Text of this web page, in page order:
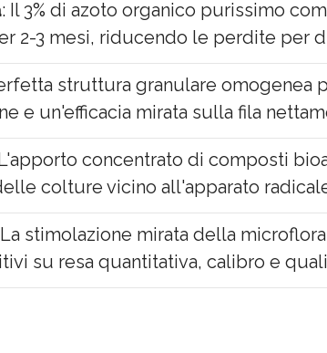
: Il 3% di azoto organico purissimo
2-3 mesi, riducendo le perdite per
struttura granulare omogenea
e un'efficacia mirata sulla fila
concentrato di composti
colture vicino all'apparato
stimolazione mirata della
su resa quantitativa, calibro e